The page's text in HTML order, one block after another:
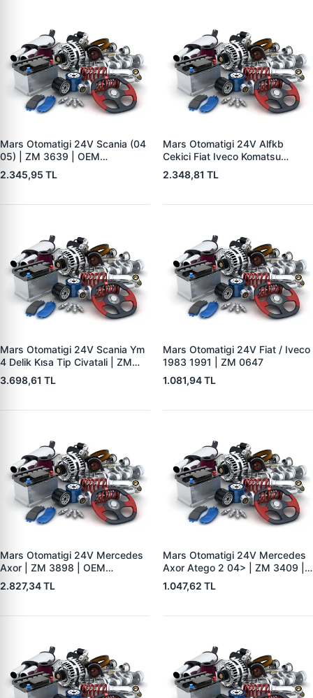
Mars Otomatigi 24V Scania (04
05) | ZM 3639 | OEM
2339402220
2.345,95 TL
Mars Otomatigi 24V Alfkb
Cekici Fiat Iveco Komatsu
Scania Volvo VW | ZM 0902 |
OEM 210995
2.348,81 TL
Mars Otomatigi 24V Scania Ym
4 Delik Kısa Tip Civatali | ZM
0833 | OEM 0011526310
1405979
3.698,61 TL
Mars Otomatigi 24V Fiat / Iveco
1983 1991 | ZM 0647
1.081,94 TL
Mars Otomatigi 24V Mercedes
Axor | ZM 3898 | OEM
0051516401 005151640180
006151150
2.827,34 TL
Mars Otomatigi 24V Mercedes
Axor Atego 2 04> | ZM 3409 |
OEM ZM 3409
1.047,62 TL